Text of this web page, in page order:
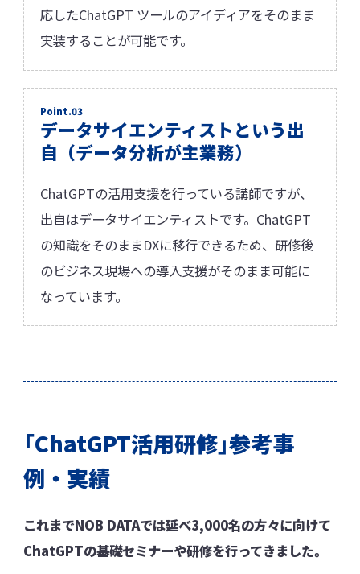
応したChatGPT ツールのアイディアをそのまま
実装することが可能です。​
Point.03
データサイエンティストという出
自​（データ分析が主業務）
ChatGPTの活用支援を行っている講師ですが、​
出自はデータサイエンティストです。​ChatGPT
の知識をそのままDXに移行できるため、研修後
のビジネス現場への導入支援がそのまま可能に
なっています。
｢ChatGPT活用研修｣参考事
例・実績
これまでNOB DATAでは延べ3,000名の方々に向けて
ChatGPTの基礎セミナーや研修を行ってきました​。